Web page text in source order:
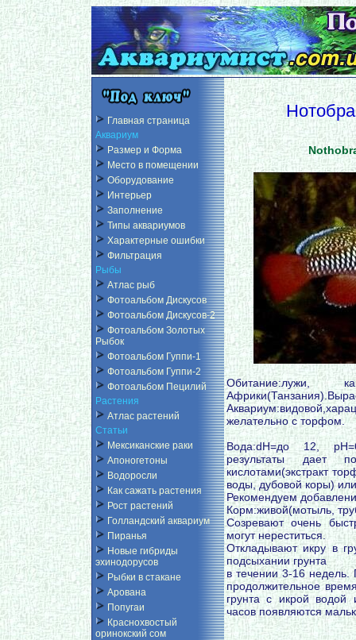
Главная страница
Аквариум
Размер и Форма
Место в помещении
Оборудование
Интерьер
Заполнение
Типы аквариумов
Характерные ошибки
Фильтрация
Рыбы
Атлас рыб
Фотоальбом Дискусов
Фотоальбом Дискусов-2
Фотоальбом Золотых
Рыбок
Фотоальбом Гуппи-1
Фотоальбом Гуппи-2
Фотоальбом Пецилий
Растения
Атлас растений
Статьи
Мексиканские раки
Апоногетоны
Водоросли
Как сажать растения
Рост растений
Голландский аквариум
Пиранья
Новые гибриды
эхинодорусов
Рыбки в стакане
Арована
Попугаи
Краснохвостый
оринокский сом
Обитание:лужи,
желательно с торфом.
Вода:dH=до 12,
результаты дает
кислотами(экстракт
воды, дубовой коры)
Рекомендуем
Корм:живой(мотыль,
Созревают очень
могут нереститься.
Откладывают икру в
подсыхании грунта
в течении 3-16 недель.
продолжительное
грунта с икрой водой
часов появляются